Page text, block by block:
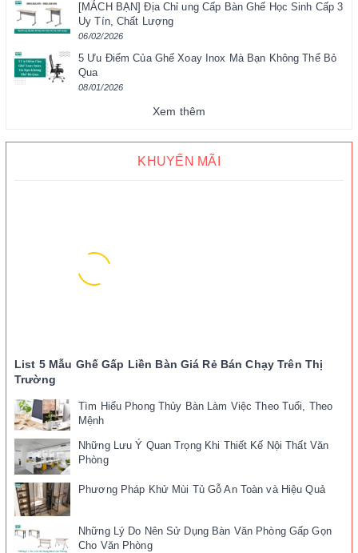
[MÁCH BẠN] Địa Chỉ ung Cấp Bàn Ghế Học Sinh Cấp 3
Uy Tín, Chất Lượng
06/02/2026
5 Ưu Điểm Của Ghế Xoay Inox Mà Bạn Không Thể Bỏ
Qua
08/01/2026
Xem thêm
KHUYẾN MÃI
List 5 Mẫu Ghế Gấp Liền Bàn Giá Rẻ Bán Chạy Trên Thị
Trường
Tìm Hiểu Phong Thủy Bàn Làm Việc Theo Tuổi, Theo
Mệnh
Những Lưu Ý Quan Trọng Khi Thiết Kế Nội Thất Văn
Phòng
Phương Pháp Khử Mùi Tủ Gỗ An Toàn và Hiệu Quả
Những Lý Do Nên Sử Dụng Bàn Văn Phòng Gấp Gọn
Cho Văn Phòng